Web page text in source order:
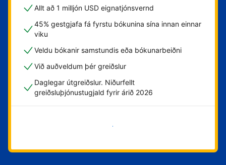
Allt að 1 milljón USD eignatjónsvernd
45% gestgjafa fá fyrstu bókunina sína innan einnar
viku
Veldu bókanir samstundis eða bókunarbeiðni
Við auðveldum þér greiðslur
Daglegar útgreiðslur. Niðurfellt
greiðsluþjónustugjald fyrir árið 2026
Byrja núna